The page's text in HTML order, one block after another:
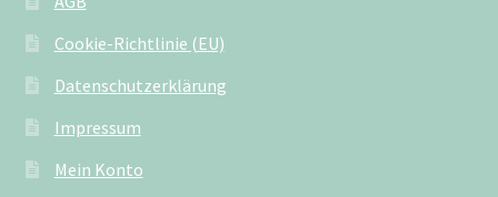
Cookie-Richtlinie (EU)
Datenschutzerklärung
Impressum
Mein Konto